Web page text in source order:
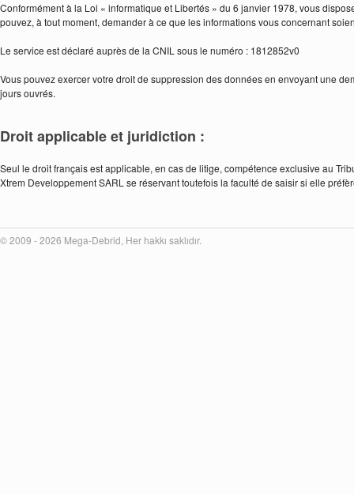
Conformément à la Loi « informatique et Libertés » du 6 janvier 1978, vous
pouvez, à tout moment, demander à ce que les informations vous concernant
Le service est déclaré auprès de la CNIL sous le numéro : 1812852v0
Vous pouvez exercer votre droit de suppression des données en envoyant une
jours ouvrés.
Droit applicable et juridiction :
Seul le droit français est applicable, en cas de litige, compétence exclusive au
Xtrem Developpement SARL se réservant toutefois la faculté de saisir si elle
© 2009 - 2026 Mega-Debrid, Her hakkı saklıdır.